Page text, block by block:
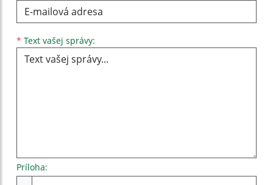
* Text vašej správy:
Príloha: